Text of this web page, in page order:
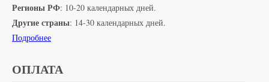
Регионы РФ: 10-20 календарных дней.
Другие страны: 14-30 календарных дней.
Подробнее
ОПЛАТА